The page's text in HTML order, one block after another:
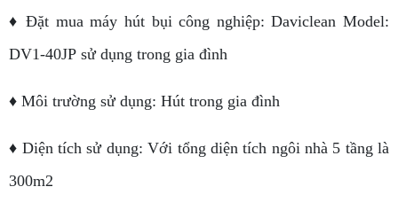
♦ Đặt mua máy hút bụi công nghiệp: Daviclean Model:
DV1-40JP sử dụng trong gia đình
♦ Môi trường sử dụng: Hút trong gia đình
♦ Diện tích sử dụng: Với tổng diện tích ngôi nhà 5 tầng là
300m2